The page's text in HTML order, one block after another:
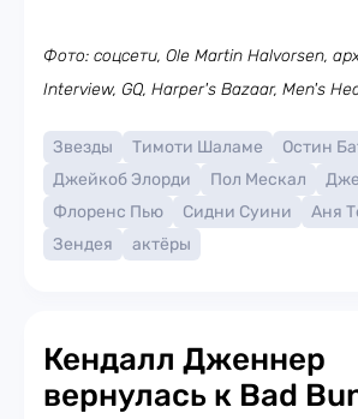
Фото: соцсети, Ole Martin Halvorsen,
Interview, GQ, Harper's Bazaar, Men's
Звезды Тимоти Шаламе
Остин
Джейкоб Элорди
Пол Мескал
Флоренс Пью
Сидни Суини
Аня
Зендея
актёры
Кендалл Дженнер
вернулась к Bad